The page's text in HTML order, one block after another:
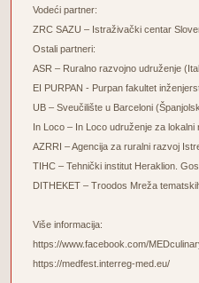
Vodeći partner:
ZRC SAZU – Istraživački centar
Ostali partneri:
ASR – Ruralno razvojno udruženje
EI PURPAN - Purpan fakultet
UB – Sveučilište u Barceloni
In Loco – In Loco udruženje za
AZRRI – Agencija za ruralni razvoj
TIHC – Tehnički institut Heraklion.
DITHEKET – Troodos Mreža
Više informacija:
https://www.facebook.com/
https://medfest.interreg-med.eu/